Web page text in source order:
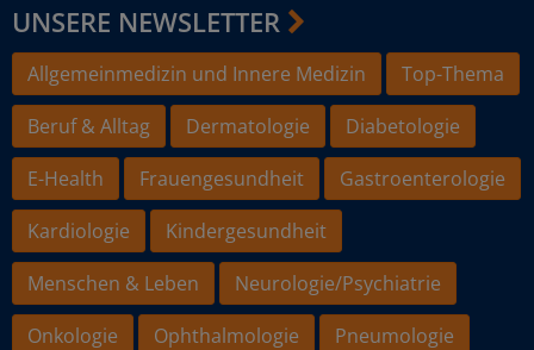
UNSERE NEWSLETTER
Allgemeinmedizin und Innere Medizin
Top-Thema
Beruf & Alltag
Dermatologie
Diabetologie
E-Health
Frauengesundheit
Gastroenterologie
Kardiologie
Kindergesundheit
Menschen & Leben
Neurologie/Psychiatrie
Onkologie
Ophthalmologie
Pneumologie